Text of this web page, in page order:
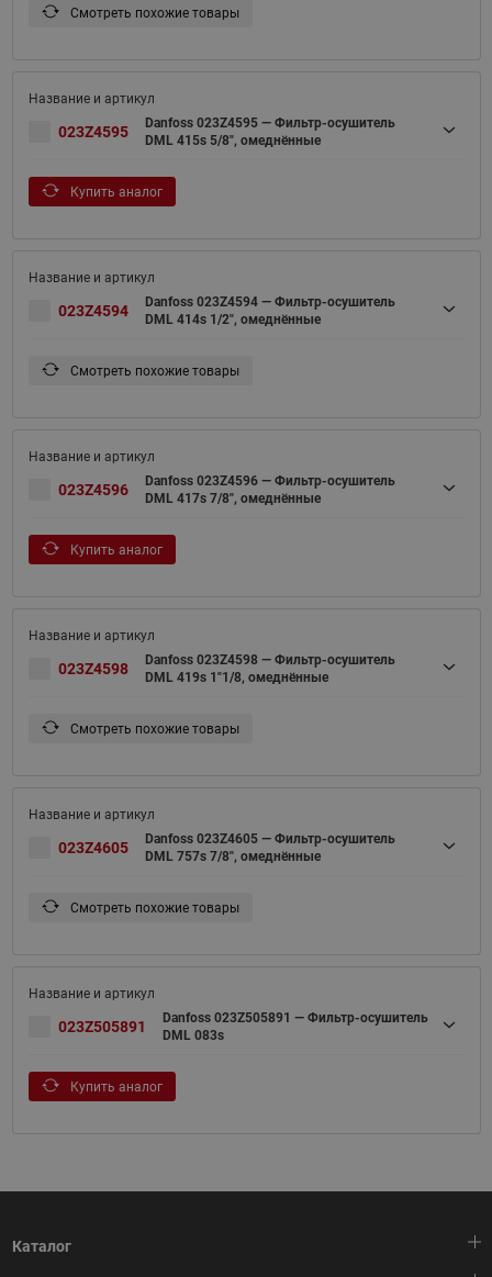
Смотреть похожие товары
023Z4595
Danfoss 023Z4595 — Фильтр-осушитель
DML 415s 5/8", омеднённые
Купить аналог
023Z4594
Danfoss 023Z4594 — Фильтр-осушитель
DML 414s 1/2", омеднённые
Смотреть похожие товары
023Z4596
Danfoss 023Z4596 — Фильтр-осушитель
DML 417s 7/8", омеднённые
Купить аналог
023Z4598
Danfoss 023Z4598 — Фильтр-осушитель
DML 419s 1"1/8, омеднённые
Смотреть похожие товары
023Z4605
Danfoss 023Z4605 — Фильтр-осушитель
DML 757s 7/8", омеднённые
Смотреть похожие товары
023Z505891
Danfoss 023Z505891 — Фильтр-осушитель
DML 083s
Купить аналог
Каталог